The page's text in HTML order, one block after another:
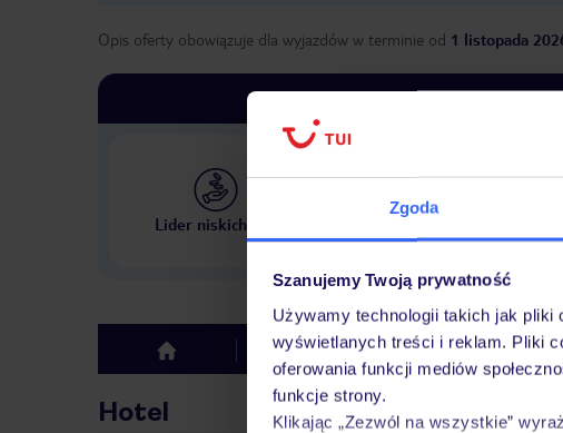
Zgoda
Szanujemy Twoją prywatność
Używamy technologii takich jak
wyświetlanych treści i reklam. Pliki
oferowania funkcji mediów
funkcje strony.
Klikając „Zezwól na wszystkie”
Opis oferty obowiązuje dla wyjazdów w terminie od 1 listopada
Lider niskich cen
Największe biuro podróży
w Polsce
top Hotel Opinie
Hotel